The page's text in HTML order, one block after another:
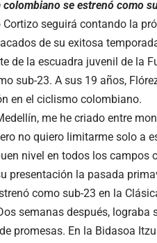
colombiano se estrenó como
Cortizo seguirá contando la
de su exitosa
de la escuadra juvenil de la
sub-23. A sus 19 años,
en el ciclismo colombiano.
me he criado entre
no quiero limitarme solo a
nivel en todos los campos
presentación la pasada
como sub-23 en la
semanas después, lograba
promesas. En la Bidasoa